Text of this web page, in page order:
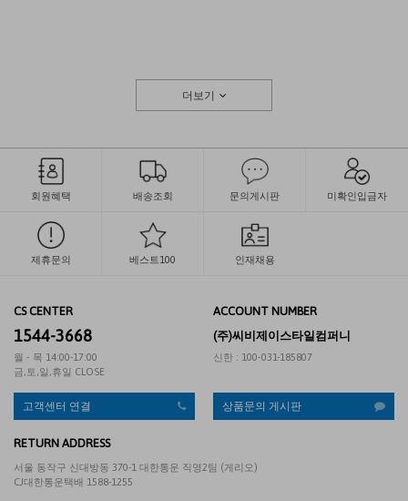
더보기
회원혜택 배송조회 문의게시판 미확인입금자
제휴문의 베스트100 인재채용
CS CENTER
1544-3668
월 - 목 14:00-17:00
금,토,일,휴일 CLOSE
ACCOUNT NUMBER
(주)씨비제이스타일컴퍼니
신한 : 100-031-185807
고객센터 연결 상품문의 게시판
RETURN ADDRESS
서울 동작구 신대방동 370-1 대한통운 직영2팀 (게리오)
CJ대한통운택배 1588-1255